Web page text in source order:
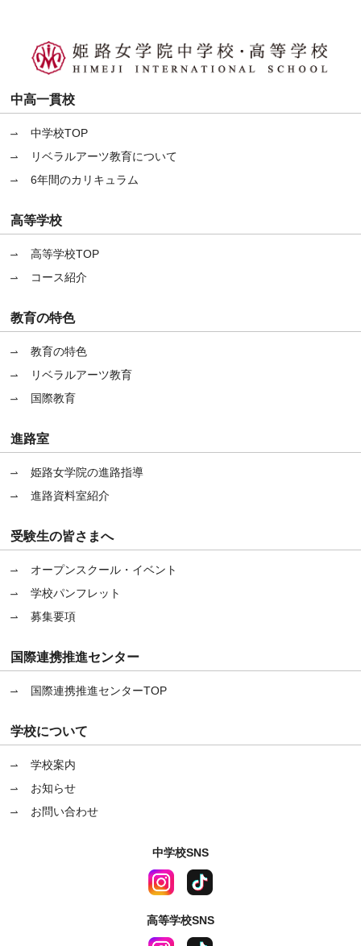
中高一貫校
中学校TOP
リベラルアーツ教育について
6年間のカリキュラム
高等学校
高等学校TOP
コース紹介
教育の特色
教育の特色
リベラルアーツ教育
国際教育
進路室
姫路女学院の進路指導
進路資料室紹介
受験生の皆さまへ
オープンスクール・イベント
学校パンフレット
募集要項
国際連携推進センター
国際連携推進センターTOP
学校について
学校案内
お知らせ
お問い合わせ
中学校SNS
高等学校SNS